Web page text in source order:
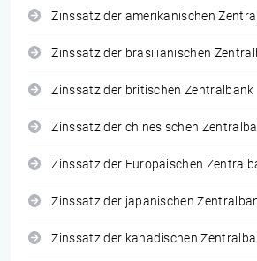
Zinssatz der amerikanischen
Zinssatz der brasilianischen
Zinssatz der britischen Zentralbank
Zinssatz der chinesischen
Zinssatz der Europäischen
Zinssatz der japanischen
Zinssatz der kanadischen